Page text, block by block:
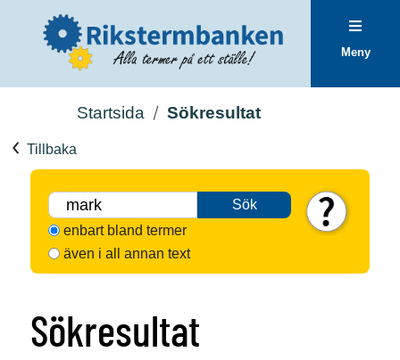
Meny
Startsida Sökresultat
Tillbaka
Sök
enbart bland termer
även i all annan text
Sökresultat